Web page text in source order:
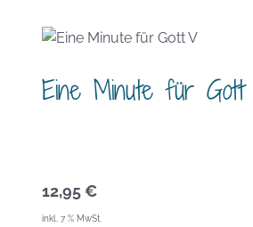
Eine Minute für
12,95 €
inkl. 7 % MwSt.